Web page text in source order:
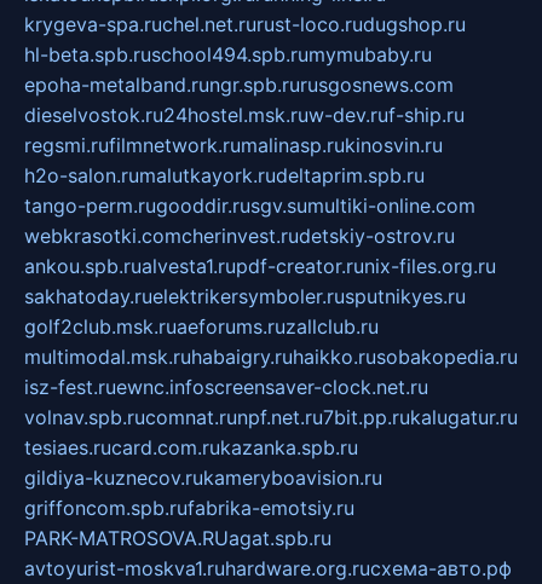
krygeva-spa.ruchel.net.rurust-loco.rudugshop.ru
hl-beta.spb.ruschool494.spb.rumymubaby.ru
epoha-metalband.rungr.spb.rurusgosnews.com
dieselvostok.ru24hostel.msk.ruw-dev.ruf-ship.ru
regsmi.rufilmnetwork.rumalinasp.rukinosvin.ru
h2o-salon.rumalutkayork.rudeltaprim.spb.ru
tango-perm.rugooddir.rusgv.sumultiki-online.com
webkrasotki.comcherinvest.rudetskiy-ostrov.ru
ankou.spb.rualvesta1.rupdf-creator.runix-files.org.ru
sakhatoday.ruelektrikersymboler.rusputnikyes.ru
golf2club.msk.ruaeforums.ruzallclub.ru
multimodal.msk.ruhabaigry.ruhaikko.rusobakopedia.ru
isz-fest.ruewnc.infoscreensaver-clock.net.ru
volnav.spb.rucomnat.runpf.net.ru7bit.pp.rukalugatur.ru
tesiaes.rucard.com.rukazanka.spb.ru
gildiya-kuznecov.rukameryboavision.ru
griffoncom.spb.rufabrika-emotsiy.ru
PARK-MATROSOVA.RUagat.spb.ru
avtoyurist-moskva1.ruhardware.org.ruсхема-авто.рф